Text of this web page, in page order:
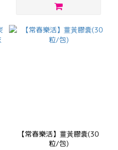
【常春樂活】薑黃膠囊(30
粒/包)